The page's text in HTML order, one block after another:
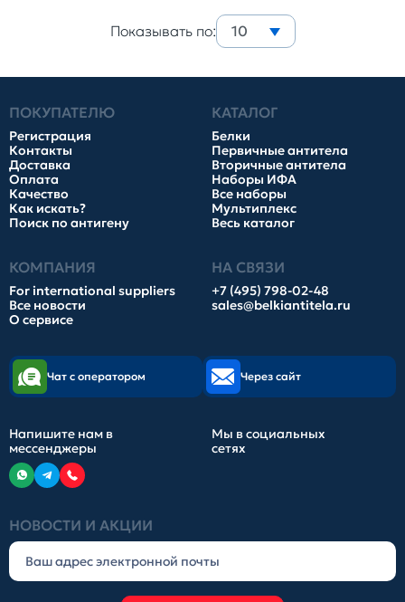
Показывать по: 10
ПОКУПАТЕЛЮ
Регистрация
Контакты
Доставка
Оплата
Качество
Как искать?
Поиск по антигену
КАТАЛОГ
Белки
Первичные антитела
Вторичные антитела
Наборы ИФА
Все наборы
Мультиплекс
Весь каталог
КОМПАНИЯ
For international suppliers
Все новости
О сервисе
НА СВЯЗИ
+7 (495) 798-02-48
sales@belkiantitela.ru
НОВОСТИ И АКЦИИ
Чат с оператором Через сайт
Напишите нам в
мессенджеры
Мы в социальных
сетях